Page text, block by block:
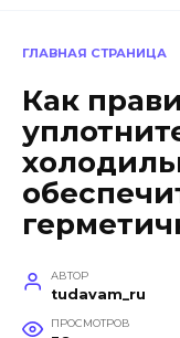
ГЛАВНАЯ СТРАНИЦА
Как
АВТОР
tudavam_ru
ПРОСМОТРОВ